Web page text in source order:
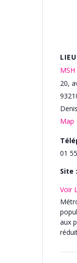
LIEU
20,
Denis
Map
01
Site :
Voir
aux